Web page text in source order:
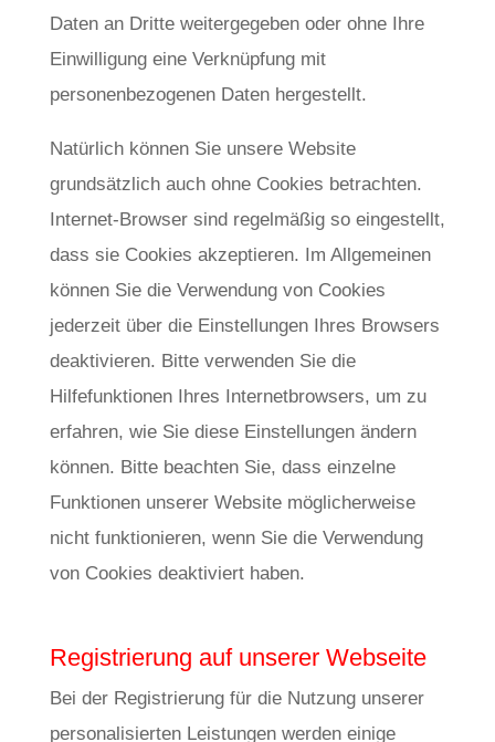
Daten an Dritte weitergegeben oder ohne Ihre
Einwilligung eine Verknüpfung mit
personenbezogenen Daten hergestellt.
Natürlich können Sie unsere Website
grundsätzlich auch ohne Cookies betrachten.
Internet-Browser sind regelmäßig so eingestellt,
dass sie Cookies akzeptieren. Im Allgemeinen
können Sie die Verwendung von Cookies
jederzeit über die Einstellungen Ihres Browsers
deaktivieren. Bitte verwenden Sie die
Hilfefunktionen Ihres Internetbrowsers, um zu
erfahren, wie Sie diese Einstellungen ändern
können. Bitte beachten Sie, dass einzelne
Funktionen unserer Website möglicherweise
nicht funktionieren, wenn Sie die Verwendung
von Cookies deaktiviert haben.
Registrierung auf unserer Webseite
Bei der Registrierung für die Nutzung unserer
personalisierten Leistungen werden einige